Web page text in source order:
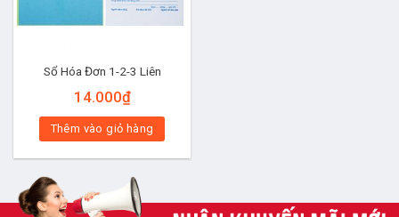
Sổ Hóa Đơn 1-2-3 Liên
14.000₫
Thêm vào giỏ hàng